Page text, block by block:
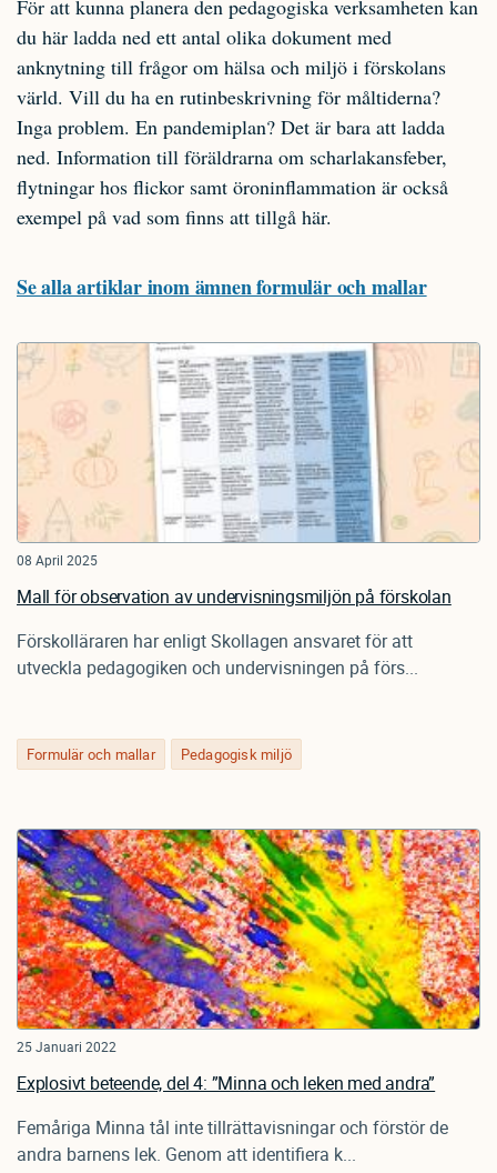
För att kunna planera den pedagogiska verksamheten kan
du här ladda ned ett antal olika dokument med
anknytning till frågor om hälsa och miljö i förskolans
värld. Vill du ha en rutinbeskrivning för måltiderna?
Inga problem. En pandemiplan? Det är bara att ladda
ned. Information till föräldrarna om scharlakansfeber,
flytningar hos flickor samt öroninflammation är också
exempel på vad som finns att tillgå här.
Se alla artiklar inom ämnen formulär och mallar
Formulär och mallar Pedagogisk miljö
08 April 2025
Mall för observation av undervisningsmiljön på förskolan
Förskolläraren har enligt Skollagen ansvaret för att
utveckla pedagogiken och undervisningen på förs...
25 Januari 2022
Explosivt beteende, del 4: ”Minna och leken med andra”
Femåriga Minna tål inte tillrättavisningar och förstör de
andra barnens lek. Genom att identifiera k...